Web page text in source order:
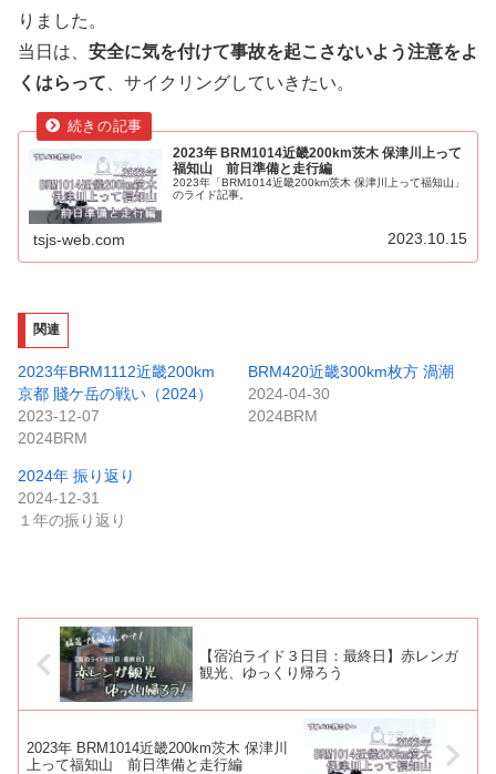
りました。
当日は、 安全に気を付けて事故を起こさないよう注意をよ
くはらって 、サイクリングしていきたい。
2023年 BRM1014近畿200km茨木 保津川上って
福知山 前日準備と走行編
2023年「BRM1014近畿200km茨木 保津川上って福知山」
のライド記事。
tsjs-web.com 2023.10.15
関連
2023年BRM1112近畿200km
京都 賤ケ岳の戦い（2024）
2023-12-07
2024BRM
BRM420近畿300km枚方 渦潮
2024-04-30
2024BRM
2024年 振り返り
2024-12-31
１年の振り返り
【宿泊ライド３日目：最終日】赤レンガ
観光、ゆっくり帰ろう
2023年 BRM1014近畿200km茨木 保津川
上って福知山 前日準備と走行編